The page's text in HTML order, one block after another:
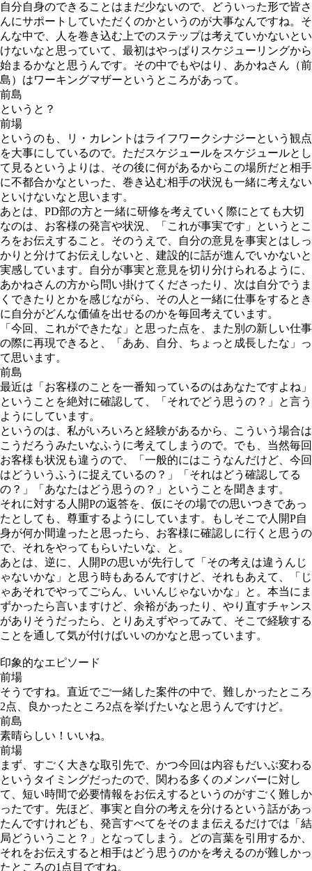
自分自身のできることはまだ少ないので、どういった形で皆さ
んにサポートしていただくのかというのが大事なんですね。そ
んな中で、人を巻き込む上でのステップは考えていかないとい
けないなと思っていて、最初はやっぱりスケジューリングから
始まるかなと思うんです。その中でもやはり、あかねさん（前
島）はワーキングマザーというところがあって。
前島
というと？
前場
というのも、リ・カレントはライフワークシナジーという観点
を大事にしているので。ただスケジュールをスケジュールとし
て見るというよりは、その後に何があるからこの場所だと相手
に不都合かなといった、巻き込む相手の状況も一緒に考えない
といけないなと思います。
あとは、PD部の方と一緒に研修を考えていく際にとても大切
なのは、お客様の発言や状況、「これが事実です」というとこ
ろをお伝えすること。そのうえで、自分の意見を事実とはしっ
かりと分けてお伝えしないと、建設的に話が進んでいかないと
実感しています。自分が事実と意見を切り分けられるように、
あかねさんの方から問い掛けてくださったり、次は自分でうま
くできたりとかを感じながら、その人と一緒に仕事をするとき
に自分がどんな価値を出せるのかを毎回考えています。
「今回、これができたな」と思った点を、また別の新しい仕事
の際に再現できると、「ああ、自分、ちょっと成長したな」っ
て思います。
前島
最近は「お客様のことを一番知っているのはあなたですよね」
ということを絶対に確認して、「それでどう思うの？」と言う
ようにしています。
というのは、私がいろいろと経験があるから、こういう場合は
こうだろうみたいなふうに考えてしまうので。でも、当然毎回
お客様も状況も違うので、「一般的にはこうなんだけど、今回
はどういうふうに捉えているの？」「それはどう確認してる
の？」「あなたはどう思うの？」ということを聞きます。
それに対する人開Pの返答を、仮にその場での思いつきであっ
たとしても、尊重するようにしています。もしそこで人開P自
身が何か間違ったと思ったら、お客様に確認しに行くと思うの
で、それをやってもらいたいな、と。
あとは、逆に、人開Pの思いが先行して「その考えは違うんじ
ゃないかな」と思う時もあるんですけど、それもあえて、「じ
ゃあそれでやってごらん、いいんじゃないかな」と。本当にま
ずかったら言いますけど、余裕があったり、やり直すチャンス
がありそうだったら、とりあえずやってみて、そこで経験する
ことを通して気が付けばいいのかなと思っています。
印象的なエピソード
前場
そうですね。直近でご一緒した案件の中で、難しかったところ
2点、良かったところ2点を挙げたいなと思うんですけど。
前島
素晴らしい！いいね。
前場
まず、すごく大きな取引先で、かつ今回は内容もだいぶ変わる
というタイミングだったので、関わる多くのメンバーに対し
て、短い時間で必要情報をお伝えするというのがすごく難しか
ったです。先ほど、事実と自分の考えを分けるという話があっ
たんですけれども、発言すべてをそのまま伝えるだけでは「結
局どういうこと？」となってしまう。どの言葉を引用するか、
それをお伝えすると相手はどう思うのかを考えるのが難しかっ
たところの1点目ですね。